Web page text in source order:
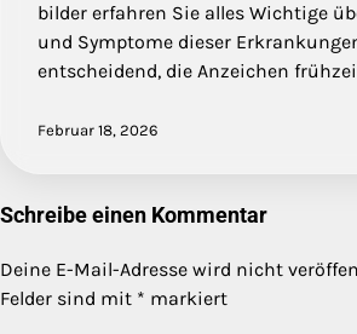
bilder erfahren Sie alles Wichtige
und Symptome dieser
entscheidend, die Anzeichen
Februar 18, 2026
Schreibe einen Kommentar
Deine E-Mail-Adresse wird nicht
Felder sind mit * markiert